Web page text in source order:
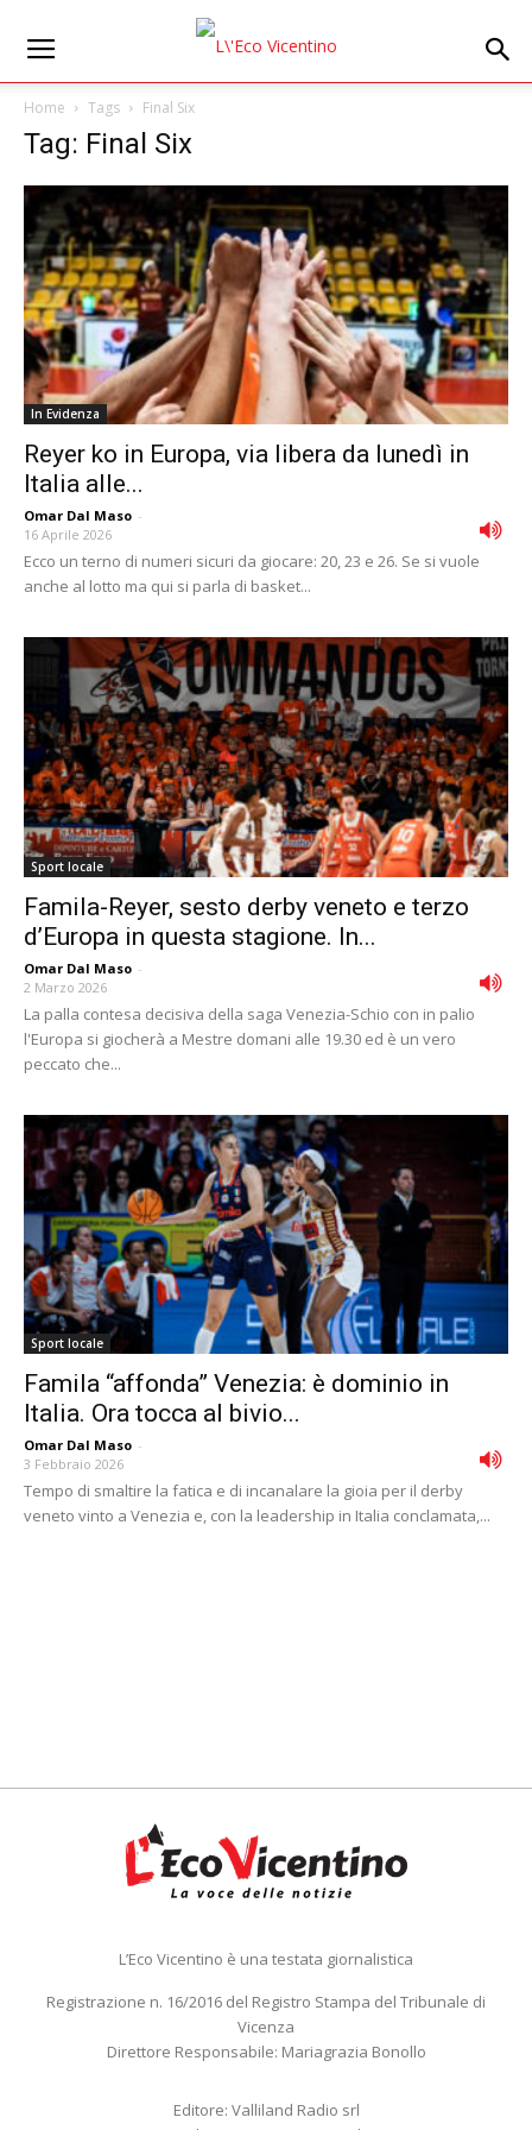
Home Tags Final Six
Tag: Final Six
In Evidenza
Reyer ko in Europa, via libera da lunedì in
Italia alle...
Omar Dal Maso -
16 Aprile 2026
Ecco un terno di numeri sicuri da giocare: 20, 23 e 26. Se si vuole
anche al lotto ma qui si parla di basket...
Sport locale
Famila-Reyer, sesto derby veneto e terzo
d’Europa in questa stagione. In...
Omar Dal Maso -
2 Marzo 2026
La palla contesa decisiva della saga Venezia-Schio con in palio
l'Europa si giocherà a Mestre domani alle 19.30 ed è un vero
peccato che...
Sport locale
Famila “affonda” Venezia: è dominio in
Italia. Ora tocca al bivio...
Omar Dal Maso -
3 Febbraio 2026
Tempo di smaltire la fatica e di incanalare la gioia per il derby
veneto vinto a Venezia e, con la leadership in Italia conclamata,...
L’Eco Vicentino è una testata giornalistica
Registrazione n. 16/2016 del Registro Stampa del Tribunale di
Vicenza
Direttore Responsabile: Mariagrazia Bonollo
Editore: Valliland Radio srl